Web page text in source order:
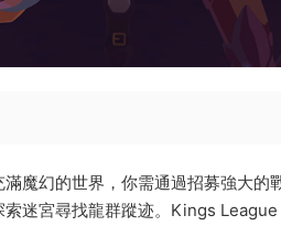
魔幻的世界，你需通過招募強大
迷宮尋找龍群蹤迹。Kings